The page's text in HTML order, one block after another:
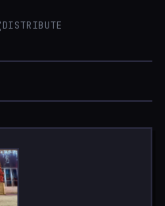
DISTRIBUTE